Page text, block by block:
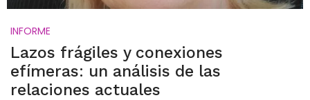
INFORME
Lazos frágiles y conexiones
efímeras: un análisis de las
relaciones actuales